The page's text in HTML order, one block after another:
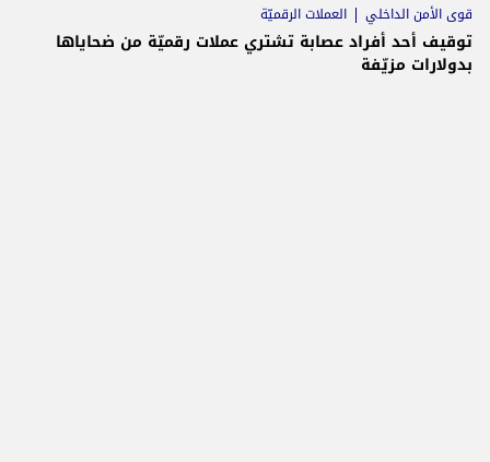
قوى الأمن الداخلي العملات الرقميّة
توقيف أحد أفراد عصابة تشتري عملات رقميّة من ضحاياها
بدولارات مزيّفة